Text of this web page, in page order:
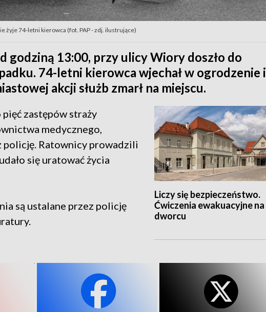
żyje 74-letni kierowca (fot. PAP - zdj. ilustrujące)
godziną 13:00, przy ulicy Wiory doszło do
74-letni kierowca wjechał w ogrodzenie i
akcji służb zmarł na miejscu.
Liczy się bezpieczeństwo.
Ćwiczenia ewakuacyjne na
dworcu
zastępów straży
medycznego,
policję. Ratownicy prowadzili
się uratować życia
są ustalane przez policję